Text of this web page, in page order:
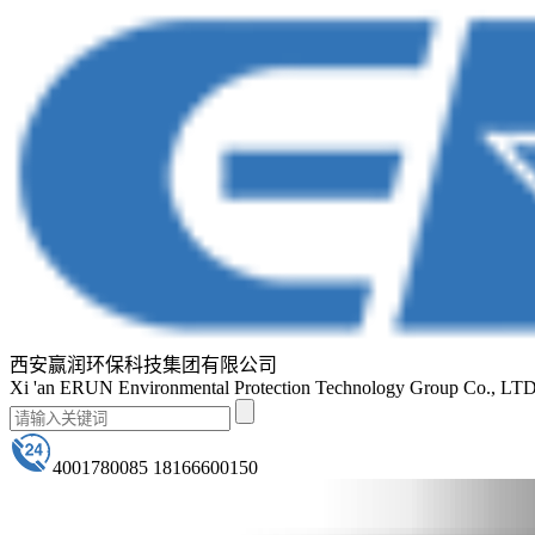
西安赢润环保科技集团有限公司
Xi 'an ERUN Environmental Protection Technology Group Co.,
4001780085 18166600150